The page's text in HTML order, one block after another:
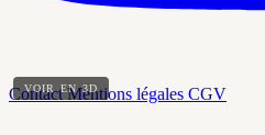
VOIR EN 3D
ContactMentions légales CGV